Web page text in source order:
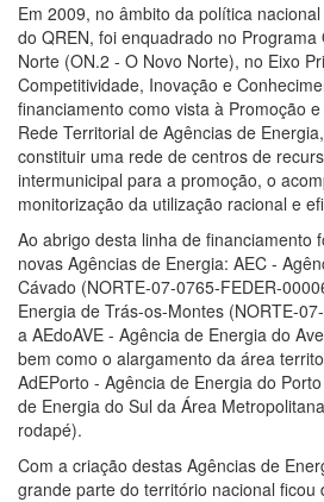
Em 2009, no âmbito da política
do QREN, foi enquadrado no
Norte (ON.2 - O Novo Norte), no Eixo
Competitividade, Inovação e
financiamento como vista à Promoção
Rede Territorial de Agências de
constituir uma rede de centros de
intermunicipal para a promoção, o
monitorização da utilização racional e
Ao abrigo desta linha de financiamento
novas Agências de Energia: AEC -
Cávado (NORTE-07-0765-FEDER-
Energia de Trás-os-Montes (NORTE-
a AEdoAVE - Agência de Energia do
bem como o alargamento da área
AdEPorto - Agência de Energia do
de Energia do Sul da Área
rodapé).
Com a criação destas Agências de
grande parte do território nacional ficou